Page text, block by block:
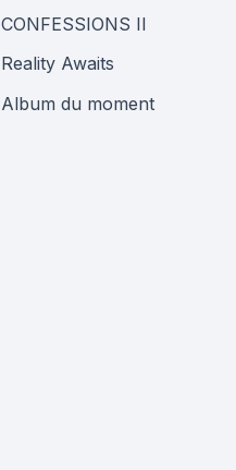
CONFESSIONS II
Reality Awaits
Album du moment